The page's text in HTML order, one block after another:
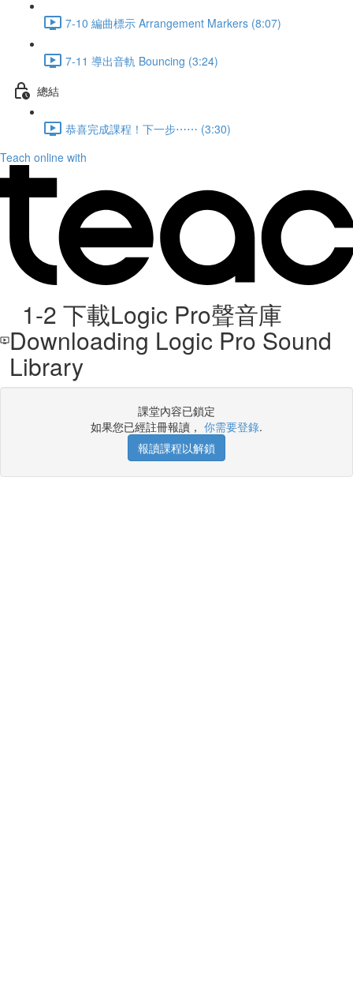
7-10 編曲標示 Arrangement Markers (8:07)
7-11 導出音軌 Bouncing (3:24)
總結
恭喜完成課程！下一步⋯⋯ (3:30)
Teach online with
1-2 下載Logic Pro聲音庫
Downloading Logic Pro Sound
Library
課堂內容已鎖定
如果您已經註冊報讀， 你需要登錄.
報讀課程以解鎖